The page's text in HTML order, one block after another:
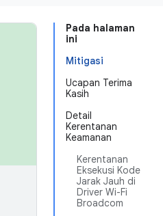
Pada halaman
ini
Mitigasi
Ucapan Terima
Kasih
Detail
Kerentanan
Keamanan
Kerentanan
Eksekusi Kode
Jarak Jauh di
Driver Wi-Fi
Broadcom